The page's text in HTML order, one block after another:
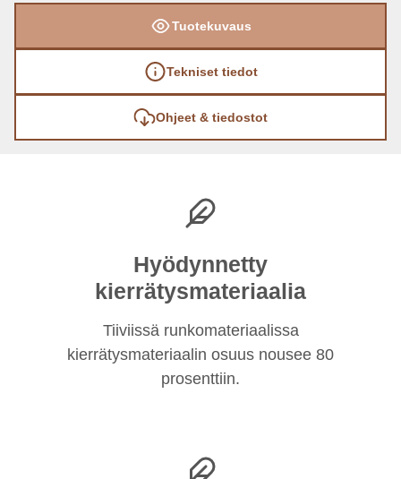
Tuotekuvaus
Tekniset tiedot
Ohjeet & tiedostot
Hyödynnetty
kierrätysmateriaalia
Tiiviissä runkomateriaalissa
kierrätysmateriaalin osuus nousee 80
prosenttiin.